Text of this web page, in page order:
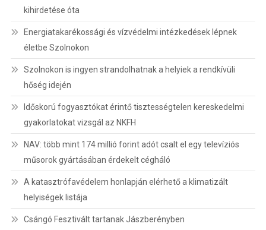
kihirdetése óta
Energiatakarékossági és vízvédelmi intézkedések lépnek
életbe Szolnokon
Szolnokon is ingyen strandolhatnak a helyiek a rendkívüli
hőség idején
Időskorú fogyasztókat érintő tisztességtelen kereskedelmi
gyakorlatokat vizsgál az NKFH
NAV: több mint 174 millió forint adót csalt el egy televíziós
műsorok gyártásában érdekelt cégháló
A katasztrófavédelem honlapján elérhető a klimatizált
helyiségek listája
Csángó Fesztivált tartanak Jászberényben